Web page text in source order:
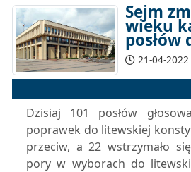
Sejm
wieku
posłów
21-04-
Dzisiaj 101 posłów
poprawek do litewskiej
przeciw, a 22 wstrzymało
pory w wyborach do